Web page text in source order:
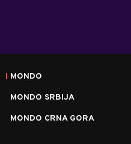
MONDO
MONDO SRBIJA
MONDO CRNA GORA